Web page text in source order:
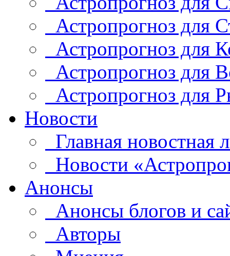
Астропрогноз для
Астропрогноз для
Астропрогноз для
Астропрогноз для
Новости
Главная новостная
Новости
Анонсы
Анонсы блогов и
Авторы